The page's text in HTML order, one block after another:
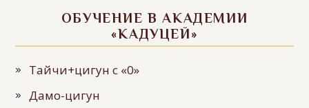
ОБУЧЕНИЕ В АКАДЕМИИ
«КАДУЦЕЙ»
Тайчи+цигун с «0»
Дамо-цигун